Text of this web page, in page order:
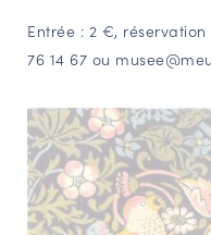
Entrée : 2 €,
76 14 67 ou